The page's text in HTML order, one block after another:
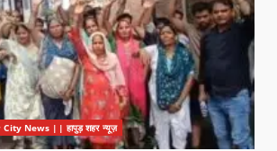
City News || हापुड़ शहर न्यूज़